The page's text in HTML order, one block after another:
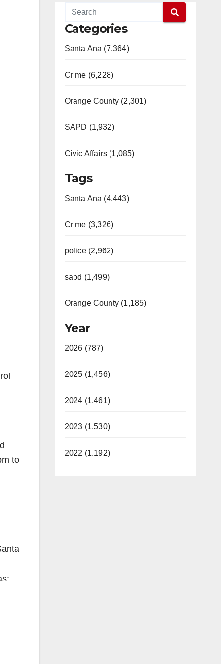
to
Categories
Santa Ana (7,364)
Crime (6,228)
Orange County (2,301)
SAPD (1,932)
Civic Affairs (1,085)
Tags
Santa Ana (4,443)
Crime (3,326)
police (2,962)
sapd (1,499)
Orange County (1,185)
Year
2026 (787)
2025 (1,456)
2024 (1,461)
2023 (1,530)
2022 (1,192)